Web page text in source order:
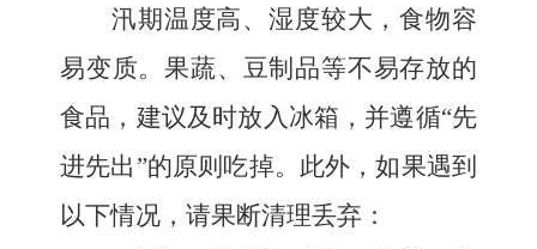
汛期温度高、湿度较大，食物容
易变质。果蔬、豆制品等不易存放的
食品，建议及时放入冰箱，并遵循“先
进先出”的原则吃掉。此外，如果遇到
以下情况，请果断清理丢弃：